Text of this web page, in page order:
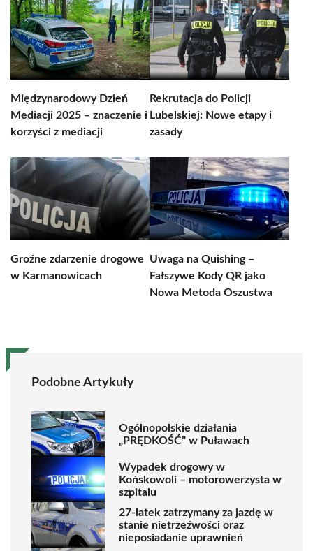
Międzynarodowy Dzień
Mediacji 2025 – znaczenie i
korzyści z mediacji
Rekrutacja do Policji
Lubelskiej: Nowe etapy i
zasady
Groźne zdarzenie drogowe
w Karmanowicach
Uwaga na Quishing –
Fałszywe Kody QR jako
Nowa Metoda Oszustwa
Podobne Artykuły
Ogólnopolskie działania
„PRĘDKOŚĆ” w Puławach
Wypadek drogowy w
Końskowoli – motorowerzysta w
szpitalu
27-latek zatrzymany za jazdę w
stanie nietrzeźwości oraz
nieposiadanie uprawnień